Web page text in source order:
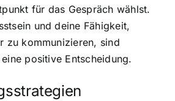
für das Gespräch wählst.
und deine Fähigkeit,
zu kommunizieren, sind
positive Entscheidung.